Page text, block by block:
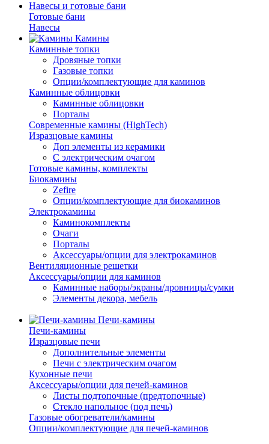
Навесы и готовые бани
Готовые бани
Навесы
Камины
Каминные топки
Дровяные топки
Газовые топки
Опции/комплектующие для каминов
Каминные облицовки
Каминные облицовки
Порталы
Современные камины (HighTech)
Изразцовые камины
Доп элементы из керамики
С электрическим очагом
Готовые камины, комплекты
Биокамины
Zefire
Опции/комплектующие для биокаминов
Электрокамины
Каминокомплекты
Очаги
Порталы
Аксессуары/опции для электрокаминов
Вентиляционные решетки
Аксессуары/опции для каминов
Каминные наборы/экраны/дровницы/сумки
Элементы декора, мебель
Печи-камины
Печи-камины
Изразцовые печи
Дополнительные элементы
Печи с электрическим очагом
Кухонные печи
Аксессуары/опции для печей-каминов
Листы подтопочные (предтопочные)
Стекло напольное (под печь)
Газовые обогреватели/камины
Опции/комплектующие для печей-каминов